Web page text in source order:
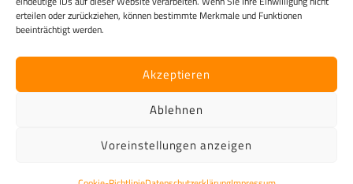
erteilen oder zurückziehen, können bestimmte Merkmale und Funktionen
beeinträchtigt werden.
Akzeptieren
Ablehnen
Voreinstellungen anzeigen
Ländern an! Der Urheber der
Fotos ist Andreas Kessler.
Alle Rechte vorbehalten. Das Angebot richtet sich ausschließlich an
Käufer mit voller Geschäftsfähigkeit und zudem ausschließlich an
Firmen, Vereine, Zeitungen, Verlage, ... [B2B] . Kein Verkauf an